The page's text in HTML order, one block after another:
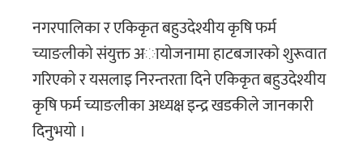
नगरपालिका र एकिकृत बहुउदेश्यीय कृषि फर्म
च्याङलीकाे संयुक्त अायाेजनामा हाटबजारकाे शुरूवात
गरिएकाे र यसलाइ निरन्तरता दिने एकिकृत बहुउदेश्यीय
कृषि फर्म च्याङलीका अध्यक्ष इन्द्र खडकीले जानकारी
दिनुभयाे ।